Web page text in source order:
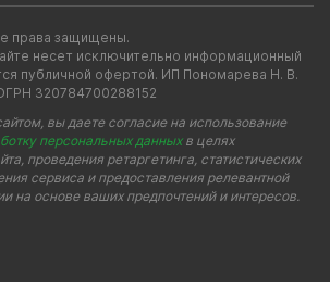
права защищены.
несет исключительно информационный
публичной офертой. ИП Пономарева Н. В.
320784700288152
вы даете согласие на использование
персональных данныхв целях
проведения ретаргетинга, статистических
сервиса и предоставления релевантной
на основе ваших предпочтений и интересов.